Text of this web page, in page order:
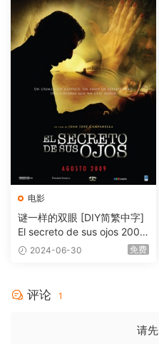
电影
谜一样的双眼 [DIY简繁中字]
El secreto de sus ojos 2009
1080p Blu-ray AVC DTS-HD
2024-06-30 免费
评论 1
请先